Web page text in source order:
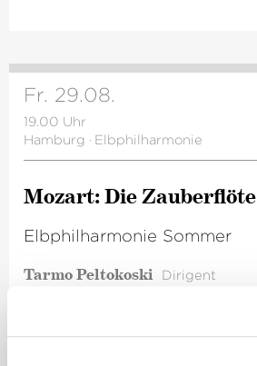
Fr. 29.08.
19.00 Uhr
Hamburg · Elbphilharmonie
Mozart: Die Zauberflöte
Elbphilharmonie Sommer
Tarmo Peltokoski Dirigent
Elsa Dreisig Pamina